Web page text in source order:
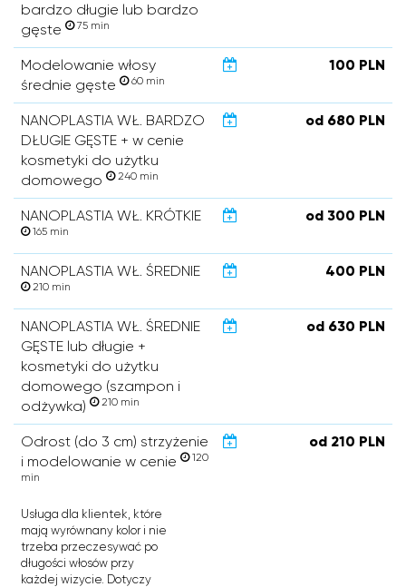
bardzo długie lub bardzo
gęste
75 min
Modelowanie włosy
średnie gęste
60 min
100 PLN
NANOPLASTIA WŁ. BARDZO
DŁUGIE GĘSTE + w cenie
kosmetyki do użytku
domowego
240 min
od 680 PLN
NANOPLASTIA WŁ. KRÓTKIE
165 min
od 300 PLN
NANOPLASTIA WŁ. ŚREDNIE
210 min
400 PLN
NANOPLASTIA WŁ. ŚREDNIE
GĘSTE lub długie +
kosmetyki do użytku
domowego (szampon i
odżywka)
210 min
od 630 PLN
Odrost (do 3 cm) strzyżenie
i modelowanie w cenie
120
min
od 210 PLN
Usługa dla klientek, które
mają wyrównany kolor i nie
trzeba przeczesywać po
długości włosów przy
każdej wizycie. Dotyczy